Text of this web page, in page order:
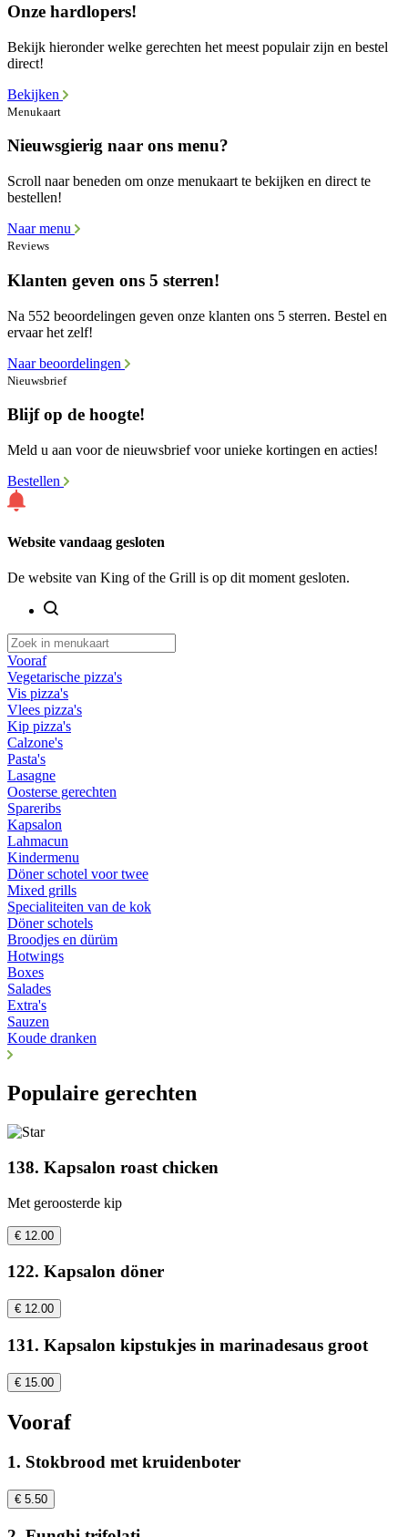
Onze hardlopers!
Bekijk hieronder welke gerechten het meest populair zijn en bestel
direct!
Bekijken
Menukaart
Nieuwsgierig naar ons menu?
Scroll naar beneden om onze menukaart te bekijken en direct te
bestellen!
Naar menu
Reviews
Klanten geven ons 5 sterren!
Na 552 beoordelingen geven onze klanten ons 5 sterren. Bestel en
ervaar het zelf!
Naar beoordelingen
Nieuwsbrief
Blijf op de hoogte!
Meld u aan voor de nieuwsbrief voor unieke kortingen en acties!
Bestellen
Website vandaag gesloten
De website van King of the Grill is op dit moment gesloten.
Vooraf
Vegetarische pizza's
Vis pizza's
Vlees pizza's
Kip pizza's
Calzone's
Pasta's
Lasagne
Oosterse gerechten
Spareribs
Kapsalon
Lahmacun
Kindermenu
Döner schotel voor twee
Mixed grills
Specialiteiten van de kok
Döner schotels
Broodjes en dürüm
Hotwings
Boxes
Salades
Extra's
Sauzen
Koude dranken
Populaire gerechten
138. Kapsalon roast chicken
Met geroosterde kip
€ 12.00
122. Kapsalon döner
€ 12.00
131. Kapsalon kipstukjes in marinadesaus groot
€ 15.00
Vooraf
1. Stokbrood met kruidenboter
€ 5.50